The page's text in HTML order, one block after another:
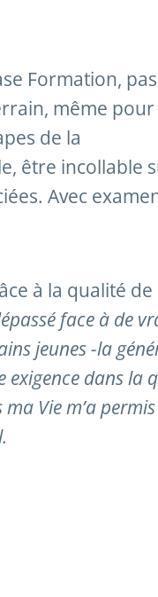
Formation,
même pour
de la
être incollable
Avec
à la qualité de
face à de
jeunes -la
exigence dans la
Vie m’a